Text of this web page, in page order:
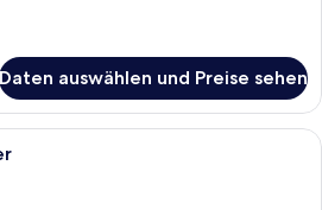
Daten auswählen und Preise sehen
Ein Schlafzimmer mit einem